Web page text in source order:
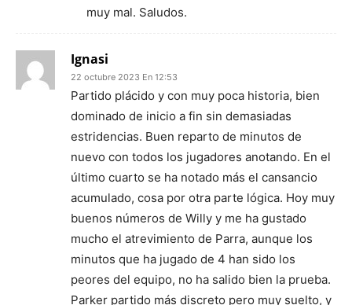
muy mal. Saludos.
Ignasi
22 octubre 2023 En 12:53
Partido plácido y con muy poca historia, bien
dominado de inicio a fin sin demasiadas
estridencias. Buen reparto de minutos de
nuevo con todos los jugadores anotando. En el
último cuarto se ha notado más el cansancio
acumulado, cosa por otra parte lógica. Hoy muy
buenos números de Willy y me ha gustado
mucho el atrevimiento de Parra, aunque los
minutos que ha jugado de 4 han sido los
peores del equipo, no ha salido bien la prueba.
Parker partido más discreto pero muy suelto, y